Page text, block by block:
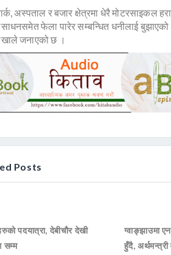
अस्पताल र बजार क्षेत्रमा धेरै मोटरसाइकल
फेला पारेर सम्बन्धित धनीलाई
जनाएको छ ।
Posts
पदयात्रा, देबीचौर देखी
सम्म
ग्वाङ्झाउमा
हुँदै,